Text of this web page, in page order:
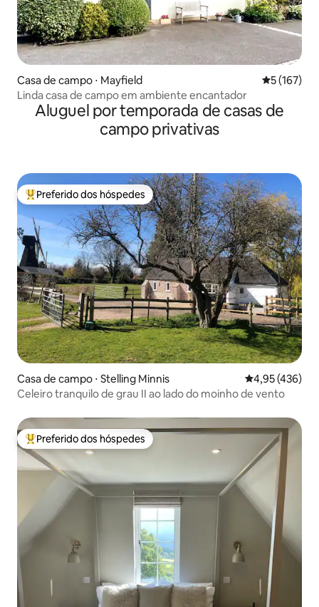
Casa de campo ⋅ Mayfield 5 de uma
5 (167)
Linda casa de campo em ambiente encantador
Aluguel por temporada de casas de
campo privativas
Entre os melhores preferidos dos hóspedes
Preferido dos hóspedes
Casa de campo ⋅ Stelling Minnis 4,95 de uma
4,95 (436)
Celeiro tranquilo de grau II ao lado do moinho de vento
Entre os melhores preferidos dos hóspedes
Preferido dos hóspedes